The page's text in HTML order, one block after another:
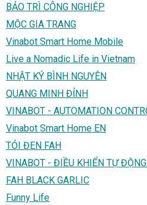
BẢO TRÌ CÔNG NGHIỆP
MỘC GIA TRANG
Vinabot Smart Home Mobile
Live a Nomadic Life in Vietnam
NHẬT KÝ BÌNH NGUYÊN
QUANG MINH ĐỈNH
VINABOT - AUTOMATION
Vinabot Smart Home EN
TỎI ĐEN FAH
VINABOT - ĐIỀU KHIỂN TỰ
FAH BLACK GARLIC
Funny Life